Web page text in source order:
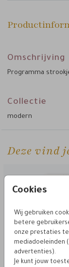
Cookies
Wij gebruiken
betere
onze prestaties te
mediadoeleinden
advertenties).
Je kunt jouw
Omschrijving
Programma
Collectie
modern
Deze vind